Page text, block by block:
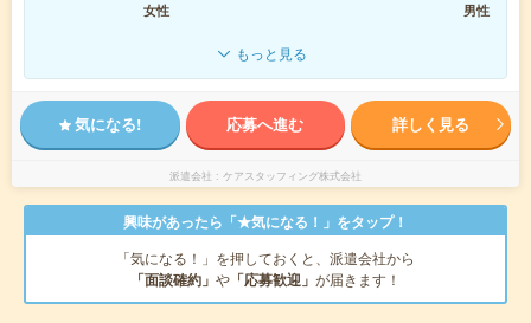
女性
男性
もっと見る
気になる! 応募へ進む 詳しく見る
派遣会社 ケアスタッフィング株式会社
興味があったら「★気になる！」をタップ！
「気になる！」を押しておくと、派遣会社から
「面談確約」 や 「応募歓迎」 が届きます！